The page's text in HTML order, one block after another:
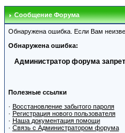
Сообщение Форума
Обнаружена ошибка. Если Вам
Обнаружена ошибка:
Администратор форума
Полезные ссылки
· Восстановление забытого пароля
· Регистрация нового пользователя
· Наша документация помощи
· Связь с Администратором форума